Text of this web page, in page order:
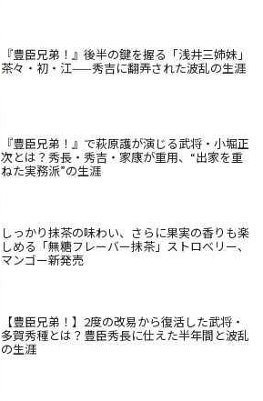
『豊臣兄弟！』後半の鍵を握る「浅井三姉妹」
茶々・初・江——秀吉に翻弄された波乱の生涯
『豊臣兄弟！』で萩原護が演じる武将・小堀正
次とは？秀長・秀吉・家康が重用、“出家を重
ねた実務派”の生涯
しっかり抹茶の味わい、さらに果実の香りも楽
しめる「無糖フレーバー抹茶」ストロベリー、
マンゴー新発売
【豊臣兄弟！】2度の改易から復活した武将・
多賀秀種とは？豊臣秀長に仕えた半年間と波乱
の生涯